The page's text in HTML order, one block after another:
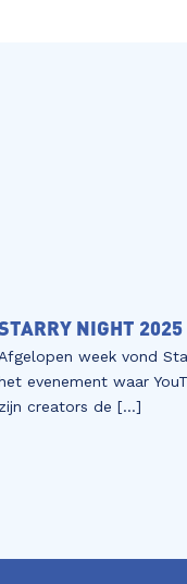
NIGHT 2025
week vond
evenement waar
zijn creators de […]